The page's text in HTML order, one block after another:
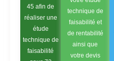
45 afin de
réaliser une
étude
technique de
faisabilité
technique de
faisabilité et
de rentabilité
ainsi que
votre devis